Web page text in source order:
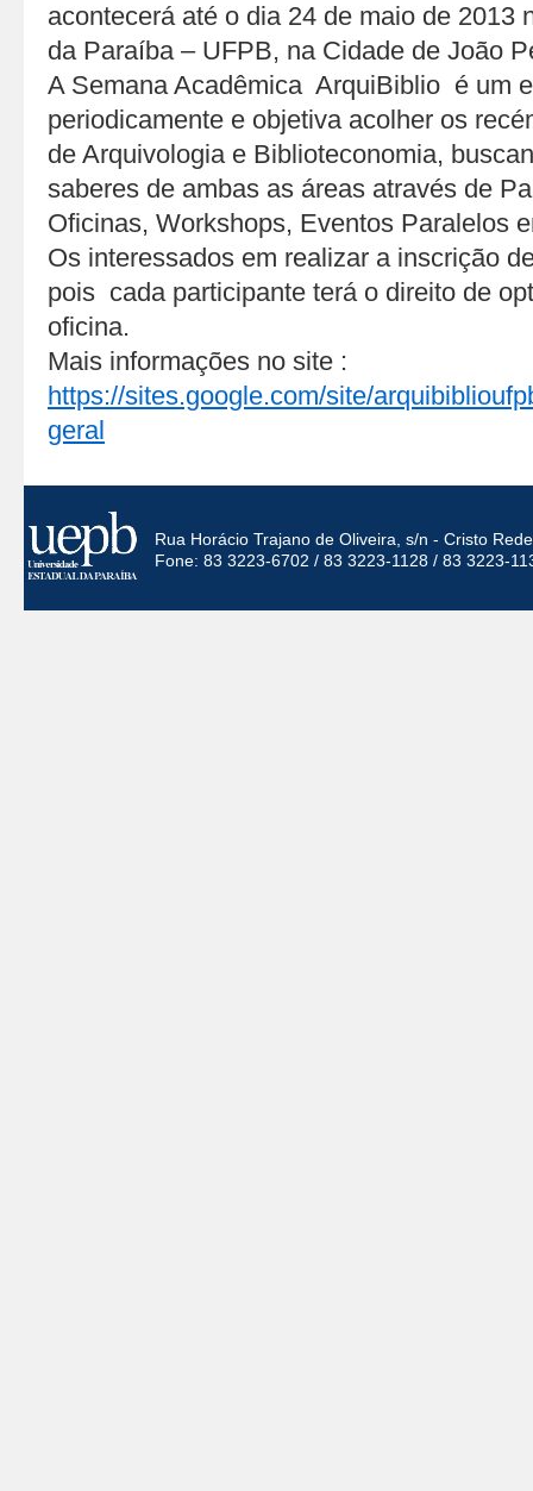
acontecerá até o dia 24 de maio de 2013
da Paraíba – UFPB, na Cidade de João
A Semana Acadêmica ArquiBiblio é um
periodicamente e objetiva acolher os
de Arquivologia e Biblioteconomia,
saberes de ambas as áreas através de
Oficinas, Workshops, Eventos Paralelos
Os interessados em realizar a inscrição
pois cada participante terá o direito de
oficina.
Mais informações no site :
https://sites.google.com/site/
geral
Rua Horácio Trajano de Oliveira, s/n - Cristo
Fone: 83 3223-6702 / 83 3223-1128 / 83 3223-